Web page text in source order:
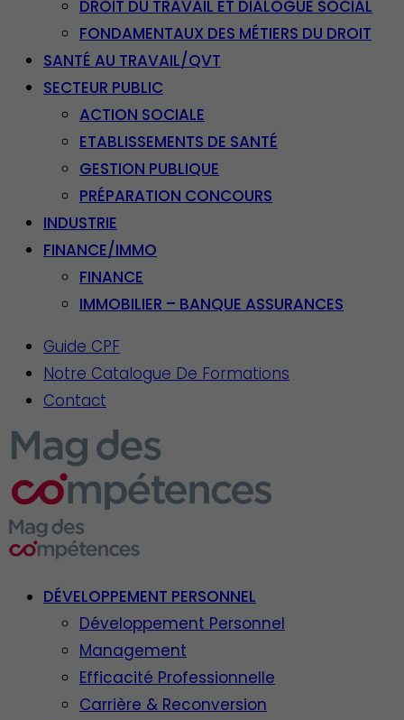
DROIT DU TRAVAIL ET DIALOGUE SOCIAL
FONDAMENTAUX DES MÉTIERS DU DROIT
SANTÉ AU TRAVAIL/QVT
SECTEUR PUBLIC
ACTION SOCIALE
ETABLISSEMENTS DE SANTÉ
GESTION PUBLIQUE
PRÉPARATION CONCOURS
INDUSTRIE
FINANCE/IMMO
FINANCE
IMMOBILIER – BANQUE ASSURANCES
Guide CPF
Notre Catalogue De Formations
Contact
DÉVELOPPEMENT PERSONNEL
Développement Personnel
Management
Efficacité Professionnelle
Carrière & Reconversion